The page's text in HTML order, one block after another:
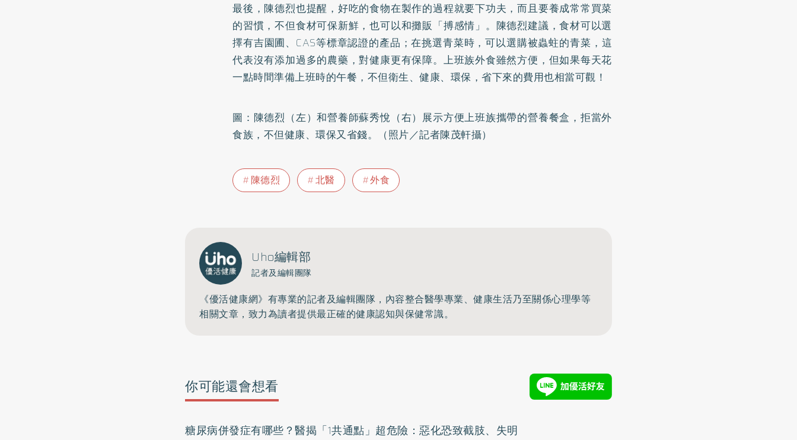
最後，陳德烈也提醒，好吃的食物在製作的過程就要下功夫，而且要養成常常買菜
的習慣，不但食材可保新鮮，也可以和攤販「搏感情」。陳德烈建議，食材可以選
擇有吉園圃、CAS等標章認證的產品；在挑選青菜時，可以選購被蟲蛀的青菜，這
代表沒有添加過多的農藥，對健康更有保障。上班族外食雖然方便，但如果每天花
一點時間準備上班時的午餐，不但衛生、健康、環保，省下來的費用也相當可觀！
圖：陳德烈（左）和營養師蘇秀悅（右）展示方便上班族攜帶的營養餐盒，拒當外
食族，不但健康、環保又省錢。（照片／記者陳茂軒攝）
陳德烈 北醫 外食
Uho編輯部
記者及編輯團隊
《優活健康網》有專業的記者及編輯團隊，內容整合醫學專業、健康生活乃至關係心理學等
相關文章，致力為讀者提供最正確的健康認知與保健常識。
你可能還會想看
糖尿病併發症有哪些？醫揭「1共通點」超危險：惡化恐致截肢、失明